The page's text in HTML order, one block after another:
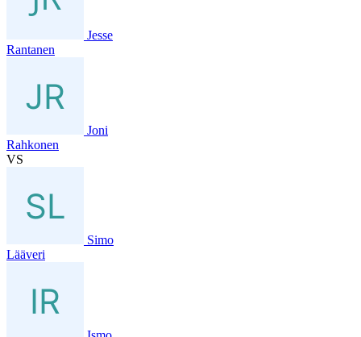
Jesse
Rantanen
Joni
Rahkonen
VS
Simo
Lääveri